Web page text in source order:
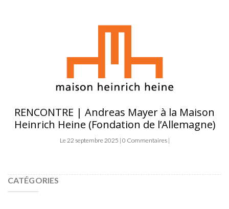
RENCONTRE | Andreas Mayer à la Maison
Heinrich Heine (Fondation de l’Allemagne)
Le 22 septembre 2025 | 0 Commentaires |
CATÉGORIES